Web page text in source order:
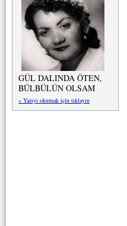
GÜL DALINDA ÖTEN,
BÜLBÜLÜN OLSAM
» Yazıyı okumak için tıklayın